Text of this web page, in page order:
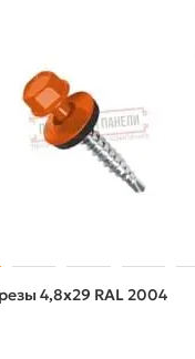
4,8х29 RAL 2004